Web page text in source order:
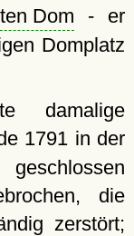
Dom - er
Domplatz
damalige
1791 in der
geschlossen
die
zerstört;